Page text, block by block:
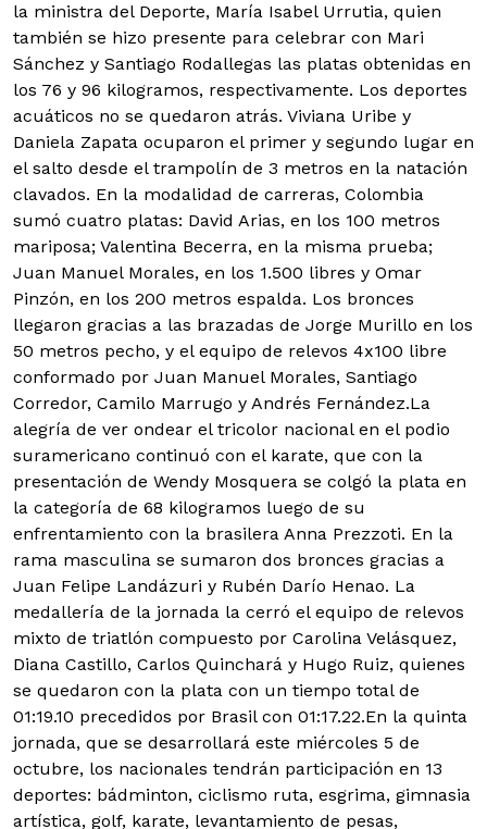
la ministra del Deporte, María Isabel Urrutia, quien
también se hizo presente para celebrar con Mari
Sánchez y Santiago Rodallegas las platas obtenidas en
los 76 y 96 kilogramos, respectivamente. Los deportes
acuáticos no se quedaron atrás. Viviana Uribe y
Daniela Zapata ocuparon el primer y segundo lugar en
el salto desde el trampolín de 3 metros en la natación
clavados. En la modalidad de carreras, Colombia
sumó cuatro platas: David Arias, en los 100 metros
mariposa; Valentina Becerra, en la misma prueba;
Juan Manuel Morales, en los 1.500 libres y Omar
Pinzón, en los 200 metros espalda. Los bronces
llegaron gracias a las brazadas de Jorge Murillo en los
50 metros pecho, y el equipo de relevos 4x100 libre
conformado por Juan Manuel Morales, Santiago
Corredor, Camilo Marrugo y Andrés Fernández.La
alegría de ver ondear el tricolor nacional en el podio
suramericano continuó con el karate, que con la
presentación de Wendy Mosquera se colgó la plata en
la categoría de 68 kilogramos luego de su
enfrentamiento con la brasilera Anna Prezzoti. En la
rama masculina se sumaron dos bronces gracias a
Juan Felipe Landázuri y Rubén Darío Henao. La
medallería de la jornada la cerró el equipo de relevos
mixto de triatlón compuesto por Carolina Velásquez,
Diana Castillo, Carlos Quinchará y Hugo Ruiz, quienes
se quedaron con la plata con un tiempo total de
01:19.10 precedidos por Brasil con 01:17.22.En la quinta
jornada, que se desarrollará este miércoles 5 de
octubre, los nacionales tendrán participación en 13
deportes: bádminton, ciclismo ruta, esgrima, gimnasia
artística, golf, karate, levantamiento de pesas,